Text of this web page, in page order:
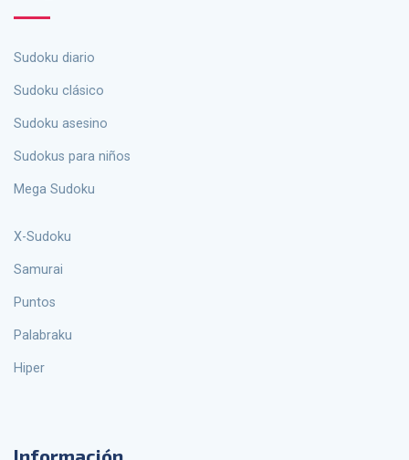
Sudoku diario
Sudoku clásico
Sudoku asesino
sudokus para niños
Mega Sudoku
X-Sudoku
Samurai
Puntos
palabraku
Hiper